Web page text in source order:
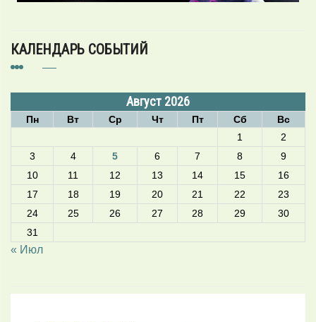
КАЛЕНДАРЬ СОБЫТИЙ
Август 2026
Пн Вт Ср Чт Пт Сб
Вс
1
2
3
4 5 6 7 8
9
10
11 12 13 14 15
16
17
18 19 20 21 22
23
24
25 26 27 28 29
30
31
« Июл